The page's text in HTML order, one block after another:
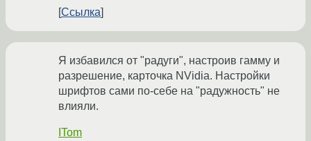
Ссылка
Я избавился от "радуги", настроив гамму и
разрешение, карточка NVidia. Настройки
шрифтов сами по-себе на "радужность" не
влияли.
ITom